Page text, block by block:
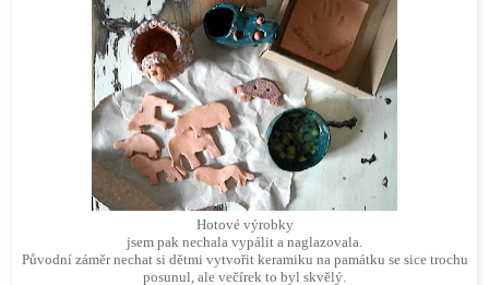
Hotové výrobky
jsem pak nechala vypálit a naglazovala.
Původní záměr nechat si dětmi vytvořit keramiku na památku se sice trochu
posunul, ale večírek to byl skvělý.